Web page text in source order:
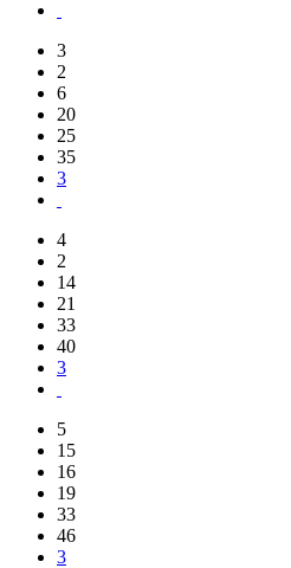
3
2
6
20
25
35
3
4
2
14
21
33
40
3
5
15
16
19
33
46
3